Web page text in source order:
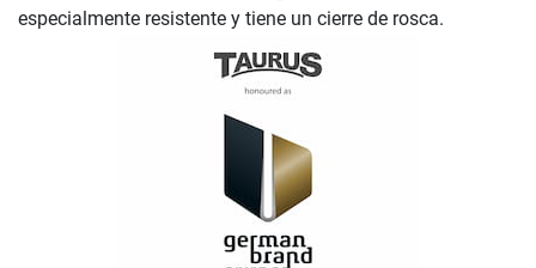
especialmente resistente y tiene un cierre de rosca.